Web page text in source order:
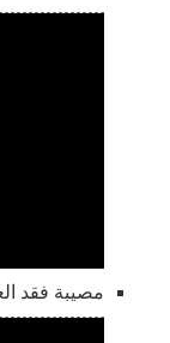
مصيبة فقد